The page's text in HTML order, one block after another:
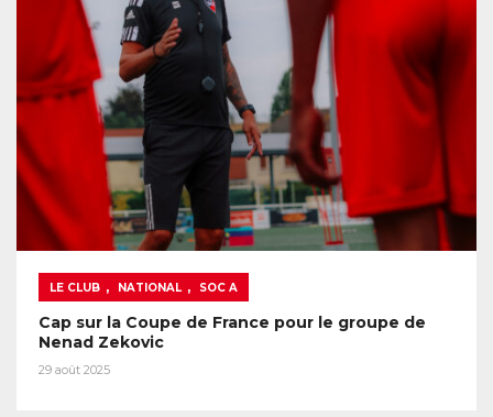
LE CLUB , NATIONAL , SOC A
Cap sur la Coupe de France pour le groupe de
Nenad Zekovic
29 août 2025